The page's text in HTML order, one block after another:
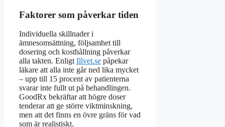
Faktorer som påverkar tiden
Individuella skillnader i
ämnesomsättning, följsamhet till
dosering och kosthållning påverkar
alla takten. Enligt Illvet.se påpekar
läkare att alla inte går ned lika mycket
– upp till 15 procent av patienterna
svarar inte fullt ut på behandlingen.
GoodRx bekräftar att högre doser
tenderar att ge större viktminskning,
men att det finns en övre gräns för vad
som är realistiskt.